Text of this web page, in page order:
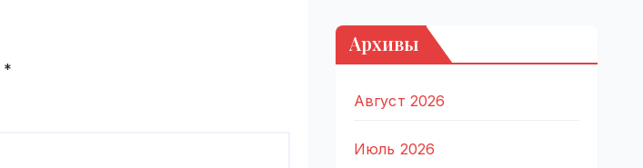
*
Архивы
Август 2026
Июль 2026